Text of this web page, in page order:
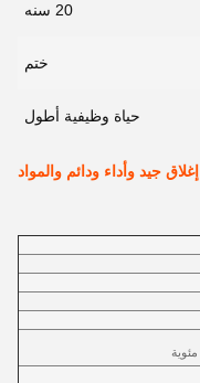
20 سنه
ختم
حياة وظيفية أطول
جيد وأداء ودائم والمواد